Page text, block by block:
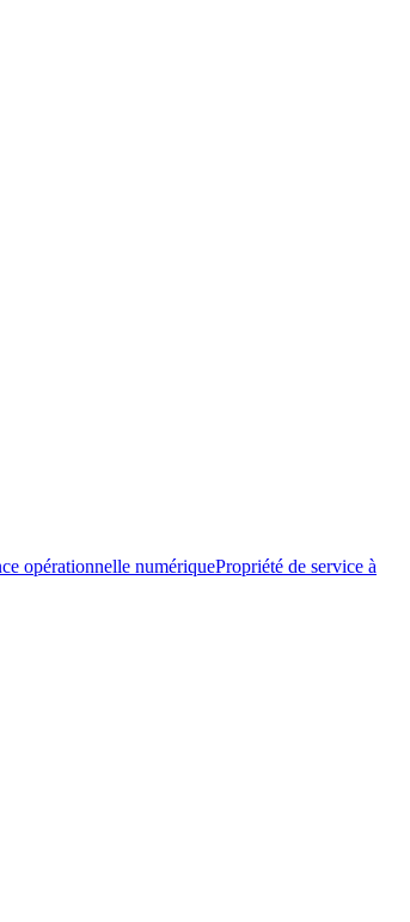
opérationnelle numériquePropriété de service à